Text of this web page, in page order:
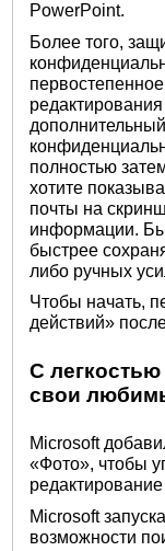
PowerPoint.
Более того,
полностью
хотите
почты на
информации.
быстрее
либо ручных
Чтобы начать,
действий»
С легкостью
свои
Microsoft
«Фото», чтобы
Microsoft
возможности